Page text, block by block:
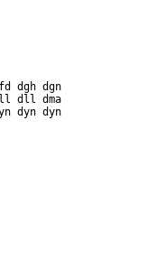
dgh dgn
dll dma
dyn dyn